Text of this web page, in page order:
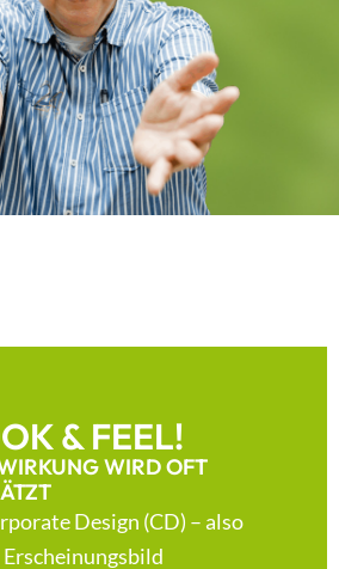
& FEEL!
WIRD OFT
Design (CD) – also